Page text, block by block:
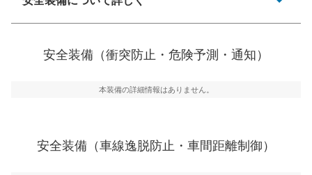
ーキアシスト、ABSなどが装備されています。
車線逸脱防止
車線のはみだしやふらつきを防止するためにレーンキー
安全装備（衝突防止・危険予測・通知）
本装備の詳細情報はありません。
安全装備（車線逸脱防止・車間距離制御）